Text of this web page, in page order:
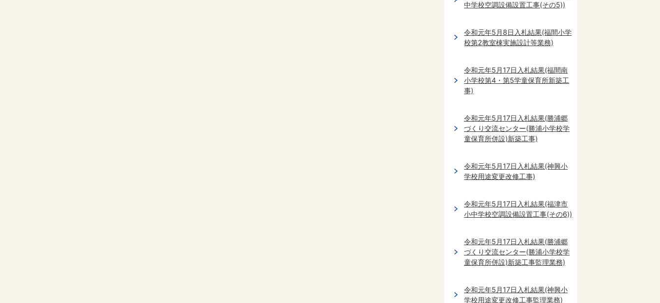
中学校空調設備設置工事(その5))
令和元年5月8日入札結果(福間小学
校第2教室棟実施設計等業務)
令和元年5月17日入札結果(福間南
小学校第4・第5学童保育所新築工
事)
令和元年5月17日入札結果(勝浦郷
づくり交流センター(勝浦小学校学
童保育所併設)新築工事)
令和元年5月17日入札結果(神興小
学校用途変更改修工事)
令和元年5月17日入札結果(福津市
小中学校空調設備設置工事(その6))
令和元年5月17日入札結果(勝浦郷
づくり交流センター(勝浦小学校学
童保育所併設)新築工事監理業務)
令和元年5月17日入札結果(神興小
学校用途変更改修工事監理業務)